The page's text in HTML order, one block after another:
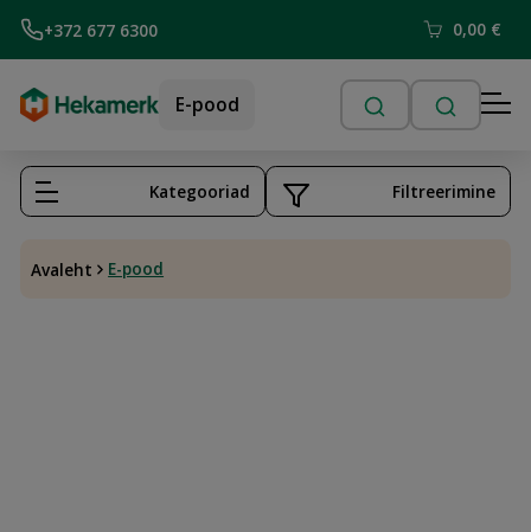
+372 677 6300 0,00 €
E-pood
Avaleht E-pood
Kategooriad Filtreerimine